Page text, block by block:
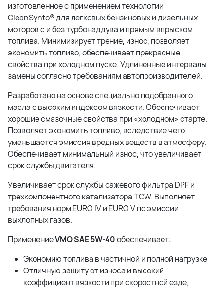
изготовленное с применением технологии
CleanSynto® для легковых бензиновых и дизельных
моторов с и без турбонаддува и прямым впрыском
топлива. Минимизирует трение, износ, позволяет
экономить топливо, обеспечивает прекрасные
свойства при холодном пуске. Удлиненные интервалы
замены согласно требованиям автопроизводителей.
Разработано на основе специально подобранного
масла с высоким индексом вязкости. Обеспечивает
хорошие смазочные свойства при «холодном» старте.
Позволяет экономить топливо, вследствие чего
уменьшается эмиссия вредных веществ в атмосферу.
Обеспечивает минимальный износ, что увеличивает
срок службы двигателя.
Увеличивает срок службы сажевого фильтра DPF и
трехкомпонентного катализатора TCW. Выполняет
требования норм EURO IV и EURO V по эмиссии
выхлопных газов.
ПрименениеVMO SAE 5W-40обеспечивает:
Экономию топлива в частичной и полной нагрузке
Отличную защиту от износа и высокий
коэффициент вязкости при скоростной езде,